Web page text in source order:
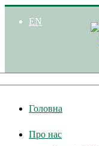
EN
Головна
Про нас